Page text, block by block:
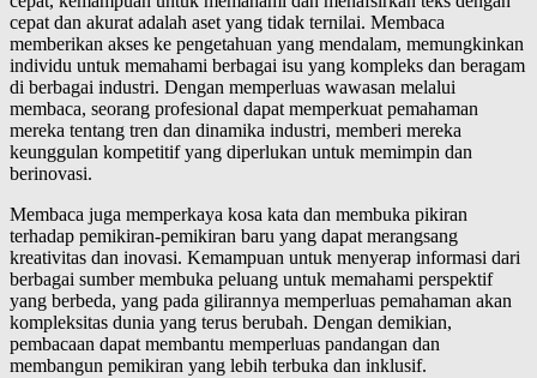
cepat dan akurat adalah aset yang tidak ternilai. Membaca
memberikan akses ke pengetahuan yang mendalam, memungkinkan
individu untuk memahami berbagai isu yang kompleks dan beragam
di berbagai industri. Dengan memperluas wawasan melalui
membaca, seorang profesional dapat memperkuat pemahaman
mereka tentang tren dan dinamika industri, memberi mereka
keunggulan kompetitif yang diperlukan untuk memimpin dan
berinovasi.
Membaca juga memperkaya kosa kata dan membuka pikiran
terhadap pemikiran-pemikiran baru yang dapat merangsang
kreativitas dan inovasi. Kemampuan untuk menyerap informasi dari
berbagai sumber membuka peluang untuk memahami perspektif
yang berbeda, yang pada gilirannya memperluas pemahaman akan
kompleksitas dunia yang terus berubah. Dengan demikian,
pembacaan dapat membantu memperluas pandangan dan
membangun pemikiran yang lebih terbuka dan inklusif.